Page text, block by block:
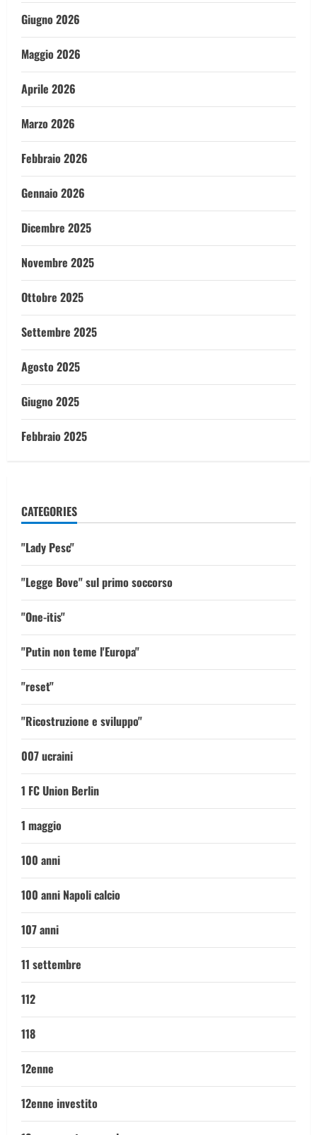
Giugno 2026
Maggio 2026
Aprile 2026
Marzo 2026
Febbraio 2026
Gennaio 2026
Dicembre 2025
Novembre 2025
Ottobre 2025
Settembre 2025
Agosto 2025
Giugno 2025
Febbraio 2025
CATEGORIES
"Lady Pesc"
"Legge Bove" sul primo soccorso
"One-itis"
"Putin non teme l'Europa"
"reset"
"Ricostruzione e sviluppo"
007 ucraini
1 FC Union Berlin
1 maggio
100 anni
100 anni Napoli calcio
107 anni
11 settembre
112
118
12enne
12enne investito